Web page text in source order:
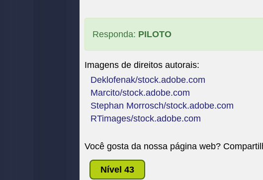
Responda: PILOTO
Imagens de direitos autorais:
Deklofenak/stock.adobe.com
Marcito/stock.adobe.com
Stephan Morrosch/stock.adobe.com
RTimages/stock.adobe.com
Você gosta da nossa página web?
Nível 43